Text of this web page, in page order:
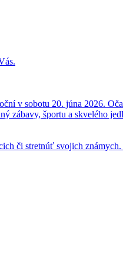
v sobotu 20. júna 2026.
zábavy, športu a skvelého
či stretnúť svojich